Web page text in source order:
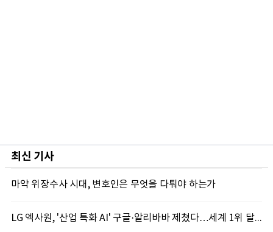
최신 기사
마약 위장수사 시대, 변호인은 무엇을 다퉈야 하는가
LG 엑사원, '산업 특화 AI' 구글·알리바바 제쳤다…세계 1위 달성